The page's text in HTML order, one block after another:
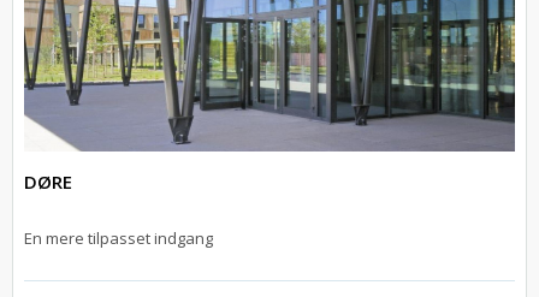
DØRE
En mere tilpasset indgang